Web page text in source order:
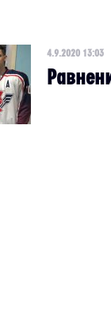
4.9.2020 13:03